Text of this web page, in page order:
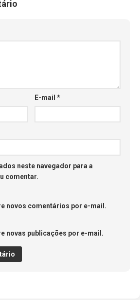
E-mail*
neste navegador para a
comentar.
novos comentários por e-mail.
novas publicações por e-mail.